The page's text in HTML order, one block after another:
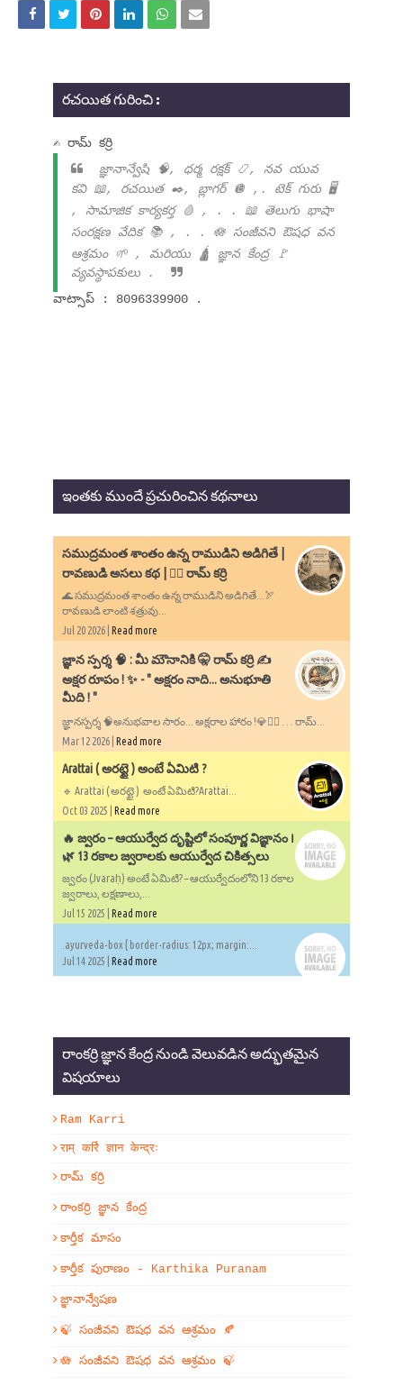
రచయిత గురించి :
✍ రామ్ కర్రి
జ్ఞానాన్వేషి 🧠, ధర్మ రక్షక్ 📿, నవ యువ
కవి 📖, రచయిత ✒️, బ్లాగర్ 🪩 ,. టెక్ గురు 🖥️
, సామాజిక కార్యకర్త 🩸 , . . 📖 తెలుగు భాషా
సంరక్షణ వేదిక 📚 , . . 🪷 సంజీవని ఔషధ వన
ఆశ్రమం 🌱 , మరియు 🛕 జ్ఞాన కేంద్ర 🚩
వ్యవస్థాపకులు .
వాట్సాప్ : 8096339900 .
ఇంతకు ముందే ప్రచురించిన కథనాలు
సముద్రమంత శాంతం ఉన్న రాముడిని అడిగితే |
రావణుడి అసలు కథ | ✍🏻 రామ్ కర్రి
🌊 సముద్రమంత శాంతం ఉన్న రాముడిని అడిగితే...🏹
రావణుడి లాంటి శత్రువు...
Jul 20 2026 | Read more
​జ్ఞాన స్పర్శ 🧠 : మీ మౌనానికి 🤫 రామ్ కర్రి ✍️
అక్షర రూపం ! ✨ - ​" అక్షరం నాది... అనుభూతి
మీది ! "
జ్ఞానస్పర్శ 🧠అనుభవాల సారం... అక్షరాల హారం !💎✍🏻 . . . రామ్...
Mar 12 2026 | Read more
Arattai ( అరట్టై ) అంటే ఏమిటి ?
🔹 Arattai ( అరట్టై ) అంటే ఏమిటి?Arattai...
Oct 03 2025 | Read more
🔥 జ్వరం – ఆయుర్వేద దృష్టిలో సంపూర్ణ విజ్ఞానం ౹
🌿 13 రకాల జ్వరాలకు ఆయుర్వేద చికిత్సలు
జ్వరం (Jvaraḥ) అంటే ఏమిటి? – ఆయుర్వేదంలోని 13 రకాల
జ్వరాలు, లక్షణాలు,...
Jul 15 2025 | Read more
.ayurveda-box { border-radius: 12px; margin:...
Jul 14 2025 | Read more
రాంకర్రి జ్ఞాన కేంద్ర నుండి వెలువడిన అద్భుతమైన
విషయాలు
Ram Karri
राम् कर्रि ज्ञान केन्द्रः
రామ్ కర్రి
రాంకర్రి జ్ఞాన కేంద్ర
కార్తీక మాసం
కార్తీక పురాణం - Karthika Puranam
జ్ఞానాన్వేషణ
🍃 సంజీవని ఔషధ వన ఆశ్రమం 🍂
🪷 సంజీవని ఔషధ వన ఆశ్రమం 🍃